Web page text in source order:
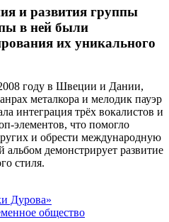
и развития группы
в ней были
их уникального
году в Швеции и Дании,
металкора и мелодик пауэр
интеграция трёх вокалистов и
элементов, что помогло
и обрести международную
демонстрирует развитие
стиля.
Дурова»
общество